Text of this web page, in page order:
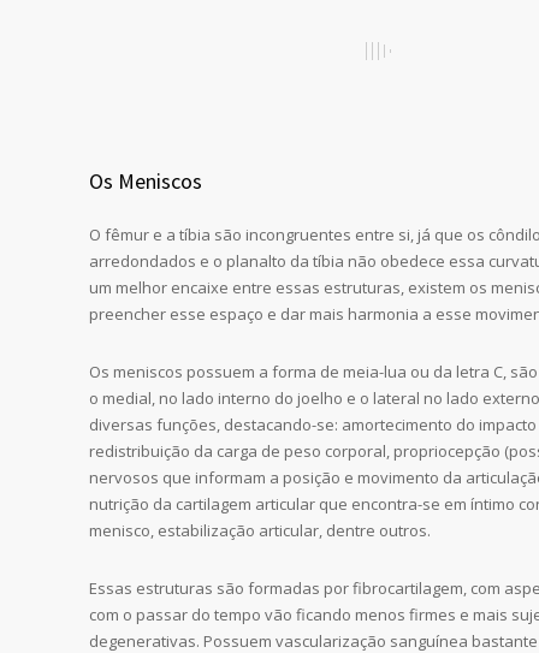
Os Meniscos
O fêmur e a tíbia são incongruentes entre si, já que os
arredondados e o planalto da tíbia não obedece essa
um melhor encaixe entre essas estruturas, existem os
preencher esse espaço e dar mais harmonia a esse
Os meniscos possuem a forma de meia-lua ou da letra C,
o medial, no lado interno do joelho e o lateral no lado
diversas funções, destacando-se: amortecimento do impacto
redistribuição da carga de peso corporal, propriocepção
nervosos que informam a posição e movimento da
nutrição da cartilagem articular que encontra-se em íntimo
menisco, estabilização articular, dentre outros.
Essas estruturas são formadas por fibrocartilagem, com
com o passar do tempo vão ficando menos firmes e mais
degenerativas. Possuem vascularização sanguínea